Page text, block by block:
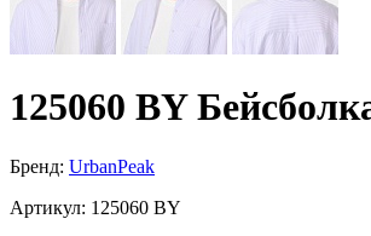
125060 BY
Бренд: UrbanPeak
Артикул: 125060 BY